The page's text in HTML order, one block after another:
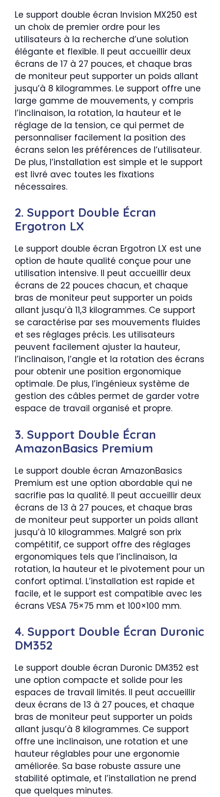
Le support double écran Invision MX250 est
un choix de premier ordre pour les
utilisateurs à la recherche d’une solution
élégante et flexible. Il peut accueillir deux
écrans de 17 à 27 pouces, et chaque bras
de moniteur peut supporter un poids allant
jusqu’à 8 kilogrammes. Le support offre une
large gamme de mouvements, y compris
l’inclinaison, la rotation, la hauteur et le
réglage de la tension, ce qui permet de
personnaliser facilement la position des
écrans selon les préférences de l’utilisateur.
De plus, l’installation est simple et le support
est livré avec toutes les fixations
nécessaires.
2. Support Double Écran
Ergotron LX
Le support double écran Ergotron LX est une
option de haute qualité conçue pour une
utilisation intensive. Il peut accueillir deux
écrans de 22 pouces chacun, et chaque
bras de moniteur peut supporter un poids
allant jusqu’à 11,3 kilogrammes. Ce support
se caractérise par ses mouvements fluides
et ses réglages précis. Les utilisateurs
peuvent facilement ajuster la hauteur,
l’inclinaison, l’angle et la rotation des écrans
pour obtenir une position ergonomique
optimale. De plus, l’ingénieux système de
gestion des câbles permet de garder votre
espace de travail organisé et propre.
3. Support Double Écran
AmazonBasics Premium
Le support double écran AmazonBasics
Premium est une option abordable qui ne
sacrifie pas la qualité. Il peut accueillir deux
écrans de 13 à 27 pouces, et chaque bras
de moniteur peut supporter un poids allant
jusqu’à 10 kilogrammes. Malgré son prix
compétitif, ce support offre des réglages
ergonomiques tels que l’inclinaison, la
rotation, la hauteur et le pivotement pour un
confort optimal. L’installation est rapide et
facile, et le support est compatible avec les
écrans VESA 75×75 mm et 100×100 mm.
4. Support Double Écran Duronic
DM352
Le support double écran Duronic DM352 est
une option compacte et solide pour les
espaces de travail limités. Il peut accueillir
deux écrans de 13 à 27 pouces, et chaque
bras de moniteur peut supporter un poids
allant jusqu’à 8 kilogrammes. Ce support
offre une inclinaison, une rotation et une
hauteur réglables pour une ergonomie
améliorée. Sa base robuste assure une
stabilité optimale, et l’installation ne prend
que quelques minutes.